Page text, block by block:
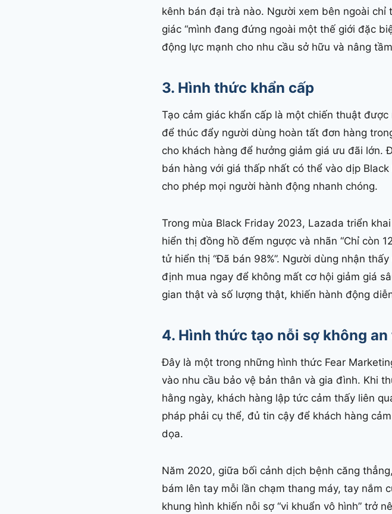
kênh bán đại trà nào. Người xem bên ngoài chỉ
giác “mình đang đứng ngoài một thế giới đặc
động lực mạnh cho nhu cầu sở hữu và nâng
3. Hình thức khẩn cấp
Tạo cảm giác khẩn cấp là một chiến thuật
để thúc đẩy người dùng hoàn tất đơn hàng
cho khách hàng để hưởng giảm giá ưu đãi lớn.
bán hàng với giá thấp nhất có thể vào dịp
cho phép mọi người hành động nhanh chóng.
Trong mùa Black Friday 2023, Lazada triển
hiển thị đồng hồ đếm ngược và nhãn “Chỉ còn
tử hiển thị “Đã bán 98%”. Người dùng nhận
định mua ngay để không mất cơ hội giảm giá
gian thật và số lượng thật, khiến hành động
4. Hình thức tạo nỗi sợ không an
Đây là một trong những hình thức Fear
vào nhu cầu bảo vệ bản thân và gia đình. Khi
hằng ngày, khách hàng lập tức cảm thấy liên
pháp phải cụ thể, đủ tin cậy để khách hàng
dọa.
Năm 2020, giữa bối cảnh dịch bệnh căng
bám lên tay mỗi lần chạm thang máy, tay nắm
khung hình khiến nỗi sợ “vi khuẩn vô hình” trở